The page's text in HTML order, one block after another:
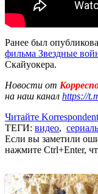
Ранее был
фильма Звездные
Скайуокера.
Новости от
на наш канал https://
Читайте
ТЕГИ: видео,
Если вы заметили
нажмите Ctrl+Enter,